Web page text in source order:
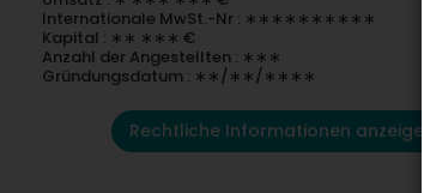
Internationale MwSt.-Nr : ∗∗∗∗∗∗∗∗∗∗
Kapital : ∗∗ ∗∗∗ €
Anzahl der Angestellten : ∗∗∗
Gründungsdatum : ∗∗/∗∗/∗∗∗∗
Rechtliche Informationen anzeigen